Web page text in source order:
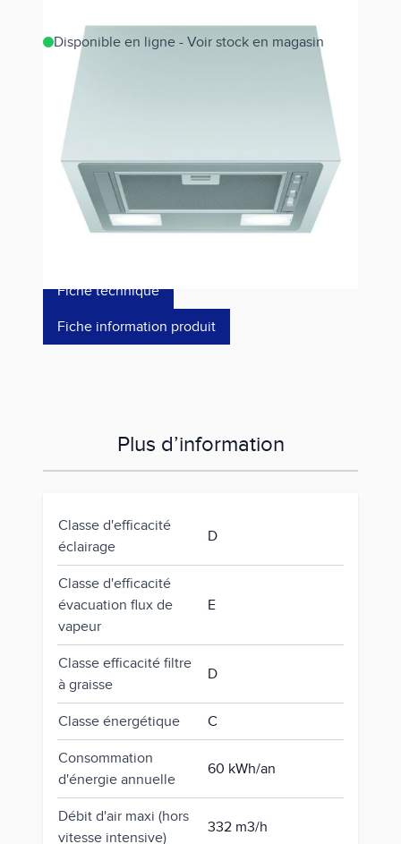
Disponible en ligne - Voir stock en magasin
Estimer les frais de port
Référence
142,00 €
dont éco-p 4,68 €
Fiche technique
Fiche information produit
Plus d’information
Classe d'efficacité
éclairage
D
Classe d'efficacité
évacuation flux de
vapeur
E
Classe efficacité filtre
à graisse
D
Classe énergétique C
Consommation
d'énergie annuelle
60 kWh/an
Débit d'air maxi (hors
vitesse intensive)
332 m3/h